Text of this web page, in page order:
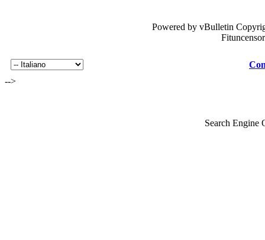
Powered by vBulletin
-->
Search Engine